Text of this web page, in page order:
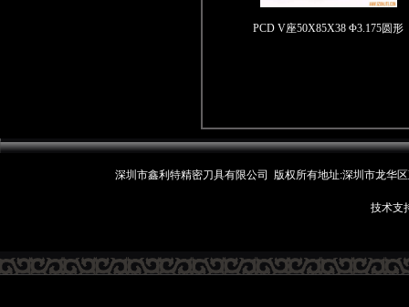
PCD V座50X85X38 Φ3.175圆形
深圳市鑫利特精密刀具有限公司 版权所有地址:深圳市龙华
技术支